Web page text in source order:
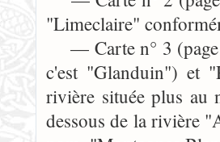
"Limeclaire"
— Carte n° 3 (page
c'est "Glanduin") et
rivière située plus au
dessous de la rivière